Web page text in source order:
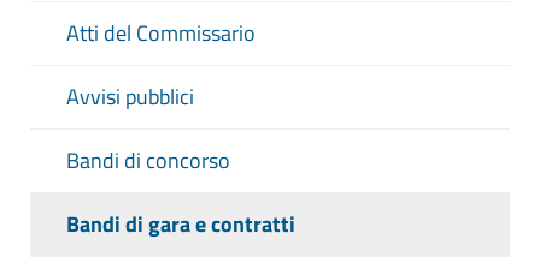
Atti del Commissario
Avvisi pubblici
Bandi di concorso
Bandi di gara e contratti